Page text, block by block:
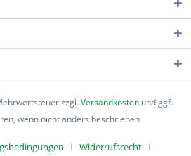
zzgl.Versandkosten und ggf.
wenn nicht anders beschrieben
Widerrufsrecht